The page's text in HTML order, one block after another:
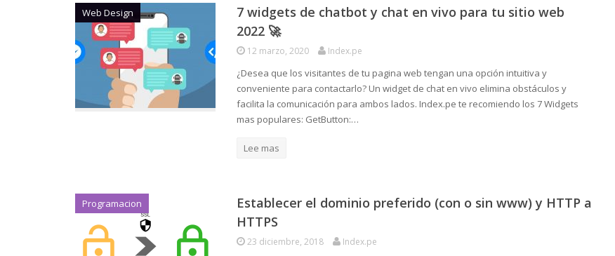
Web Design
7 widgets de chatbot y chat en vivo para tu sitio web
2022 🚀
12 marzo, 2020 Index.pe
¿Desea que los visitantes de tu pagina web tengan una opción intuitiva y
conveniente para contactarlo? Un widget de chat en vivo elimina obstáculos y
facilita la comunicación para ambos lados. Index.pe te recomiendo los 7 Widgets
mas populares: GetButton:…
Lee mas
Programacion
Establecer el dominio preferido (con o sin www) y HTTP a
HTTPS
23 diciembre, 2018 Index.pe